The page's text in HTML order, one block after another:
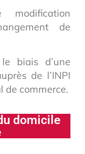
modification
de
biais d’une
de l’INPI
de commerce.
domicile